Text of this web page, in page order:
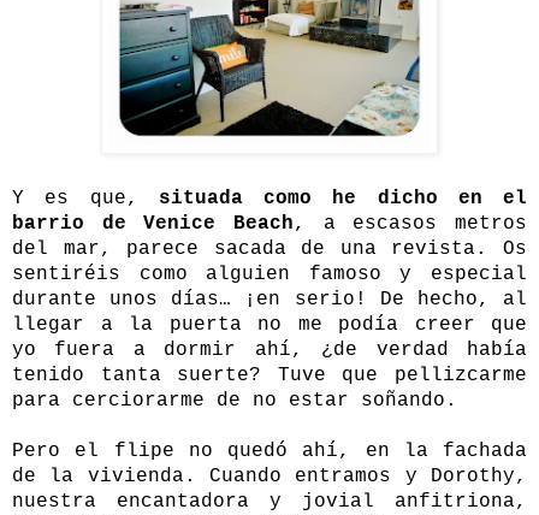
Y es que, situada como he dicho en el
barrio de Venice Beach, a escasos metros
del mar, parece sacada de una revista. Os
sentiréis como alguien famoso y especial
durante unos días… ¡en serio! De hecho, al
llegar a la puerta no me podía creer que
yo fuera a dormir ahí, ¿de verdad había
tenido tanta suerte? Tuve que pellizcarme
para cerciorarme de no estar soñando.
Pero el flipe no quedó ahí, en la fachada
de la vivienda. Cuando entramos y Dorothy,
nuestra encantadora y jovial anfitriona,